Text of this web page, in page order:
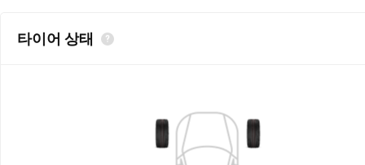
타이어 상태